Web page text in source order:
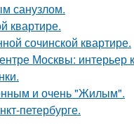
санузлом.
квартире.
сочинской квартире.
Москвы: интерьер
и очень "Жилым".
петербурге.